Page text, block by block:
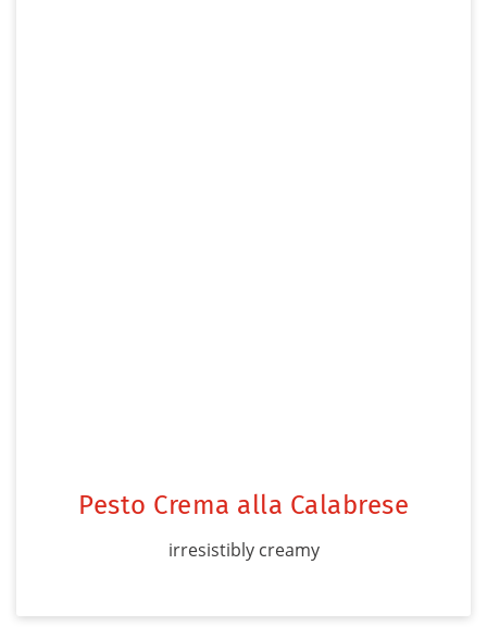
Pesto Crema alla Calabrese
irresistibly creamy